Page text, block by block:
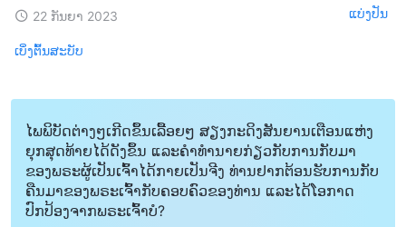
22 ກັນຍາ 2023 ແບ່ງປັນ
ເບິ່ງຕົ້ນສະບັບ
ໄພພິບັດຕ່າງໆເກີດຂຶ້ນເລື້ອຍໆ ສຽງກະດິງສັນຍານເຕືອນແຫ່ງ
ຍຸກສຸດທ້າຍໄດ້ດັງຂຶ້ນ ແລະຄໍາທໍານາຍກ່ຽວກັບການກັບມາ
ຂອງພຣະຜູ້ເປັນເຈົ້າໄດ້ກາຍເປັນຈີງ ທ່ານຢາກຕ້ອນຮັບການກັບ
ຄືນມາຂອງພຣະເຈົ້າກັບຄອບຄົວຂອງທ່ານ ແລະໄດ້ໂອກາດ
ປົກປ້ອງຈາກພຣະເຈົ້າບໍ?